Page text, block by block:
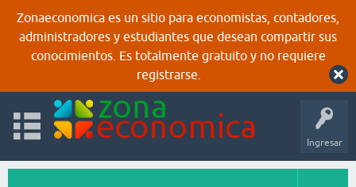
Zonaeconomica es un sitio para economistas, contadores,
administradores y estudiantes que desean compartir sus
conocimientos. Es totalmente gratuito y no requiere
registrarse.
Ingresar